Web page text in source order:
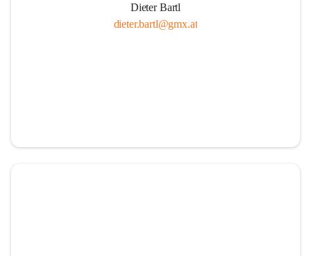
Dieter Bartl
dieter.bartl@gmx.at